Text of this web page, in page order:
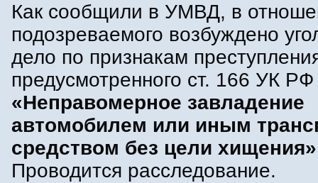
Как сообщили в УМВД, в
подозреваемого возбуждено
дело по признакам
предусмотренного ст. 166 УК РФ
«Неправомерное завладение
автомобилем или иным
средством без цели хищения»
Проводится расследование.